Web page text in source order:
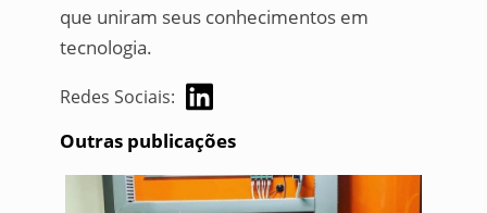
que uniram seus conhecimentos em
tecnologia.
Redes Sociais:
Outras publicações